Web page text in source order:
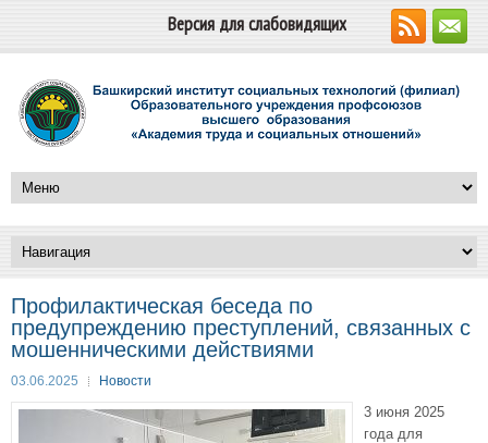
Версия для слабовидящих
Профилактическая беседа по
предупреждению преступлений, связанных с
мошенническими действиями
03.06.2025 Новости
3 июня 2025
года для